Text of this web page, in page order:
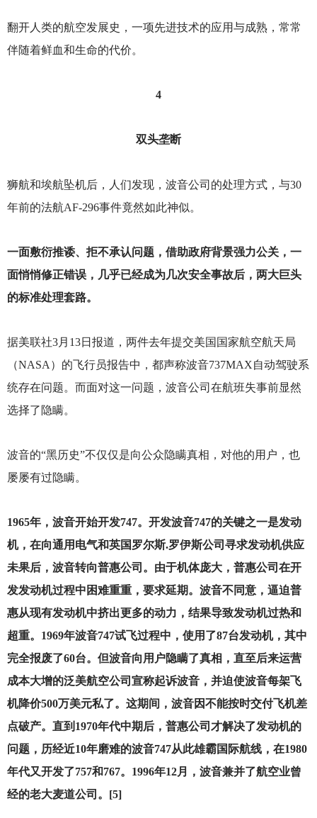
翻开人类的航空发展史，一项先进技术的应用与成熟，常常
伴随着鲜血和生命的代价。
4
双头垄断
狮航和埃航坠机后，人们发现，波音公司的处理方式，与30
年前的法航AF-296事件竟然如此神似。
一面敷衍推诿、拒不承认问题，借助政府背景强力公关，一
面悄悄修正错误，几乎已经成为几次安全事故后，两大巨头
的标准处理套路。
据美联社3月13日报道，两件去年提交美国国家航空航天局
（NASA）的飞行员报告中，都声称波音737MAX自动驾驶系
统存在问题。而面对这一问题，波音公司在航班失事前显然
选择了隐瞒。
波音的“黑历史”不仅仅是向公众隐瞒真相，对他的用户，也
屡屡有过隐瞒。
1965年，波音开始开发747。开发波音747的关键之一是发动
机，在向通用电气和英国罗尔斯.罗伊斯公司寻求发动机供应
未果后，波音转向普惠公司。由于机体庞大，普惠公司在开
发发动机过程中困难重重，要求延期。波音不同意，逼迫普
惠从现有发动机中挤出更多的动力，结果导致发动机过热和
超重。1969年波音747试飞过程中，使用了87台发动机，其中
完全报废了60台。但波音向用户隐瞒了真相，直至后来运营
成本大增的泛美航空公司宣称起诉波音，并迫使波音每架飞
机降价500万美元私了。这期间，波音因不能按时交付飞机差
点破产。直到1970年代中期后，普惠公司才解决了发动机的
问题，历经近10年磨难的波音747从此雄霸国际航线，在1980
年代又开发了757和767。1996年12月，波音兼并了航空业曾
经的老大麦道公司。[5]